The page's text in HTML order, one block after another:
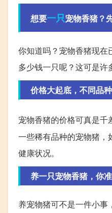
想要一只宠物香猪？
你知道吗？宠物香猪现在
多少钱一只呢？这可是许
价格大起底，不同品
宠物香猪的价格可真是
一些稀有品种的宠物猪，
健康状况。
养一只宠物香猪，你
养宠物猪可不是一件小